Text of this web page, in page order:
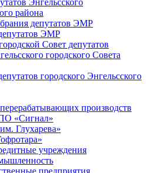
Энгельсского
района
депутатов ЭМР
ЭМР
Совет депутатов
городского Совета
городского Энгельсского
производств
«Сигнал»
Глухарева»
учреждения